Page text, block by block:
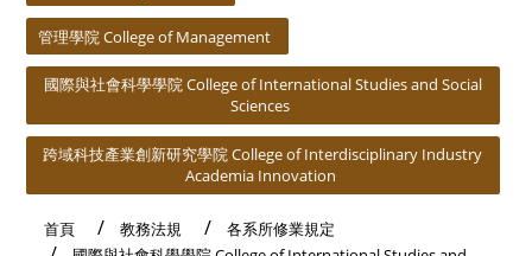
管理學院 College of Management
國際與社會科學學院 College of International Studies and Social
Sciences
跨域科技產業創新研究學院 College of Interdisciplinary Industry
Academia Innovation
首頁 教務法規
各系所修業規定